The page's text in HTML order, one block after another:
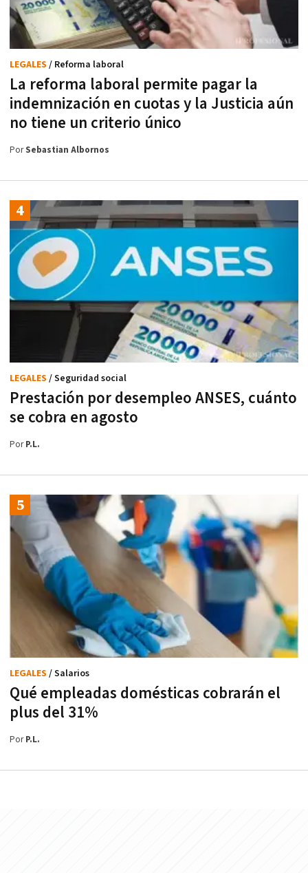
La reforma laboral permite pagar la
indemnización en cuotas y la Justicia aún
no tiene un criterio único
LEGALES / Reforma laboral
PorSebastian Albornos
Prestación por desempleo ANSES, cuánto
se cobra en agosto
LEGALES / Seguridad social
PorP.L.
Qué empleadas domésticas cobrarán el
plus del 31%
LEGALES / Salarios
PorP.L.